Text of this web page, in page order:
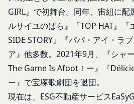
GIRL』で初舞台。同年、宙組に配
ルサイユのばら』『TOP HAT』『
SIDE STORY』『パパ・アイ・ラ
ア』他多数。2021年9月、『シャ
The Game Is Afoot！ー』『
ー』で宝塚歌劇団を退団。
現在は、ESG不動産サービス
当社がお客様情報の全部または
が必要になる場合があります。
当社は、国家安全保障、法の
易の実現のために必要または適
場合、お客様情報の全部または
があります。
当社は、当社の利用規約の執行
お客様の保護のために、開示が
き虚偽、誤記又は記載漏れが
当該登録希望者が、本サー
するその他のサービスの利用
アカウント削除等の利用停
があり、又は現在受けてい
未成年者、成年被後見人、
人のいずれかであって、法定
佐人又は補助人の同意等を得